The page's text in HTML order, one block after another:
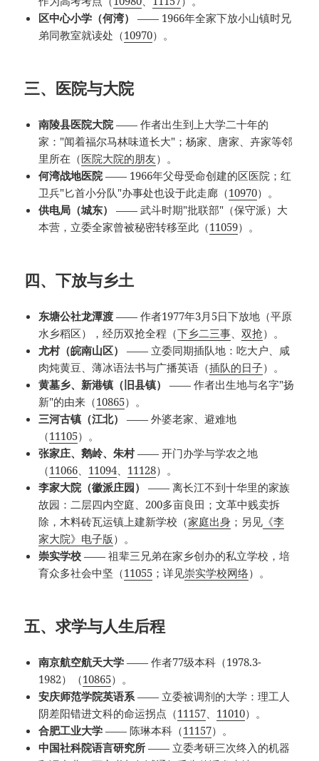
区中心小学（何湾）
—— 1966年全家下放小山镇时兄
弟同教室就读处（10970）。
三、医院与大院
南陵县医院大院—— 作者出生到上大学二十年的
家："闻着福尔马林味道长大"；杨家、唐家、卉家等邻
里所在（医院大院的朋友）。
何湾战地医院—— 1966年父母受命创建的区医院；红
卫兵"匕首小分队"办事处也设于此走廊（10970）。
供电局（城东）
—— 武斗时期"批联部"（保守派）大
本营，立委全家曾被秘密转移至此（11059）。
四、下放与乡土
东塘公社龙潭渡 —— 作者1977年3月5日下放地（平原
水乡稻区），经历双抢全程（下乡二三事、双抢）。
尤村（皖南山区）
—— 立委同期插队地：吃大户、咸
肉炖黄豆、薄冰语法书与广播英语（插队的日子）。
黄墓乡、新港镇（旧县镇）
—— 作者出生地与名字"扬
新"的由来（10865）。
三河古镇（江北）
—— 外婆老家、避难地
（11105）。
张家庄、鹅岭、朱村—— 开门办学与学农之地
（11066、 11094、 11128）。
李家大院（徽派庄园）
—— 离长江不到十华里的家族
故园：二层四内空庭、200多亩良田；文革中贱卖拆
除，木料砖瓦运镇上建新学校（家庭出身 ；另见 《李
家大院》电子版）。
崇实学校 —— 祖辈三兄弟在家乡创办的私立学校，培
育众多社会中坚（11055 ；详见崇实学校网络）。
五、求学与人生后程
南京航空航天大学 —— 作者77级本科（1978.3-
1982）（10865）。
安庆师范学院英语系—— 立委被调剂的大学：理工人
阴差阳错进文科的命运拐点（11157、 11010）。
合肥工业大学 —— 陈琳本科（11157）。
中国社科院语言研究所 —— 立委考研三次终入的机器